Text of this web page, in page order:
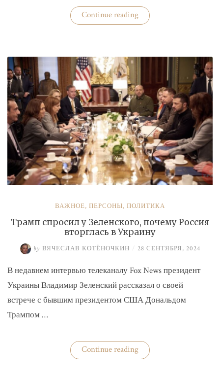
Continue reading«Бизнес
«добровольных
ВАЖНОЕ, ПЕРСОНЫ, ПОЛИТИКА
Трамп спросил у Зеленского, почему Россия
вторглась в Украину
by ВЯЧЕСЛАВ КОТЁНОЧКИН / 28 СЕНТЯБРЯ, 2024
В недавнем интервью телеканалу Fox News президент
Украины Владимир Зеленский рассказал о своей
встрече с бывшим президентом США Дональдом
Трампом …
Continue reading«Трамп
спросил